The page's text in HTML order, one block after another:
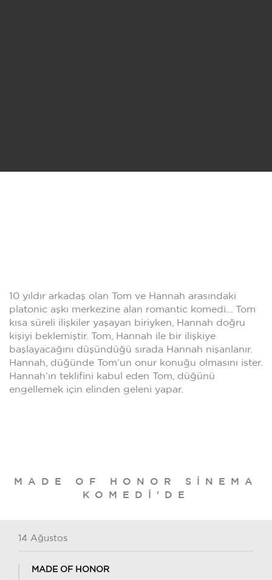
10 yıldır arkadaş olan Tom ve Hannah arasındaki
platonic aşkı merkezine alan romantic komedi… Tom
kısa süreli ilişkiler yaşayan biriyken, Hannah doğru
kişiyi beklemiştir. Tom, Hannah ile bir ilişkiye
başlayacağını düşündüğü sırada Hannah nişanlanır.
Hannah, düğünde Tom’un onur konuğu olmasını ister.
Hannah’ın teklifini kabul eden Tom, düğünü
engellemek için elinden geleni yapar.
MADE OF HONOR SINEMA
KOMEDI'DE
14 Ağustos
MADE OF HONOR